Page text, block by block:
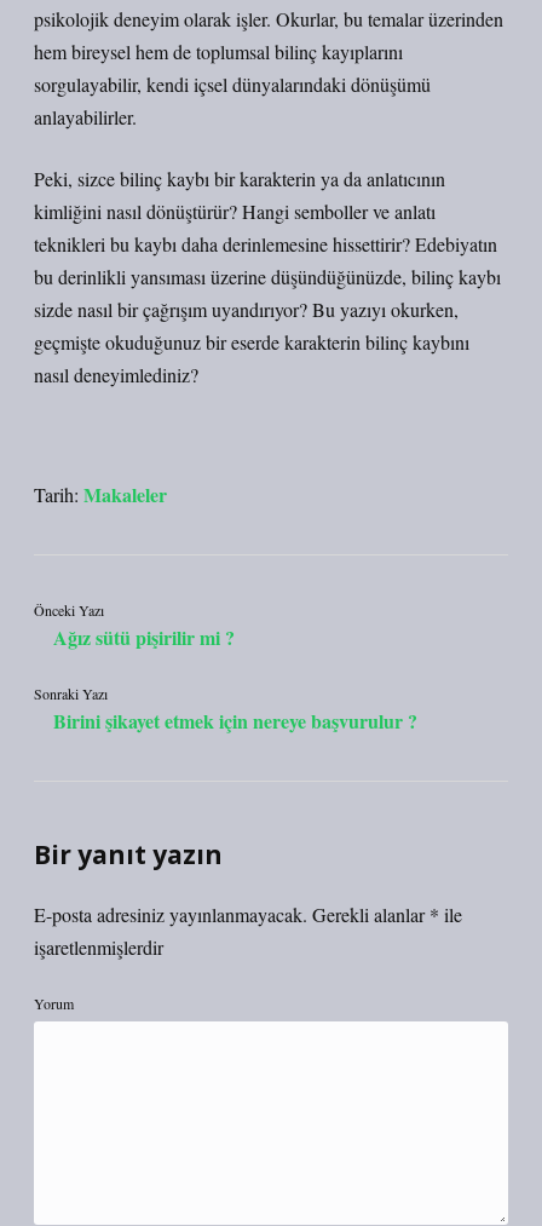
psikolojik deneyim olarak işler. Okurlar, bu temalar üzerinden
hem bireysel hem de toplumsal bilinç kayıplarını
sorgulayabilir, kendi içsel dünyalarındaki dönüşümü
anlayabilirler.
Peki, sizce bilinç kaybı bir karakterin ya da anlatıcının
kimliğini nasıl dönüştürür? Hangi semboller ve anlatı
teknikleri bu kaybı daha derinlemesine hissettirir? Edebiyatın
bu derinlikli yansıması üzerine düşündüğünüzde, bilinç kaybı
sizde nasıl bir çağrışım uyandırıyor? Bu yazıyı okurken,
geçmişte okuduğunuz bir eserde karakterin bilinç kaybını
nasıl deneyimlediniz?
Tarih: Makaleler
Önceki Yazı
Ağız sütü pişirilir mi ?
Sonraki Yazı
Birini şikayet etmek için nereye başvurulur ?
Bir yanıt yazın
E-posta adresiniz yayınlanmayacak. Gerekli alanlar* ile
işaretlenmişlerdir
Yorum